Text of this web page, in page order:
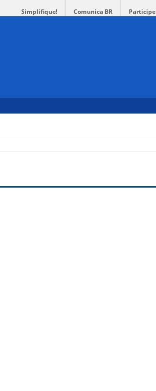
Simplifique! Comunica BR Participe